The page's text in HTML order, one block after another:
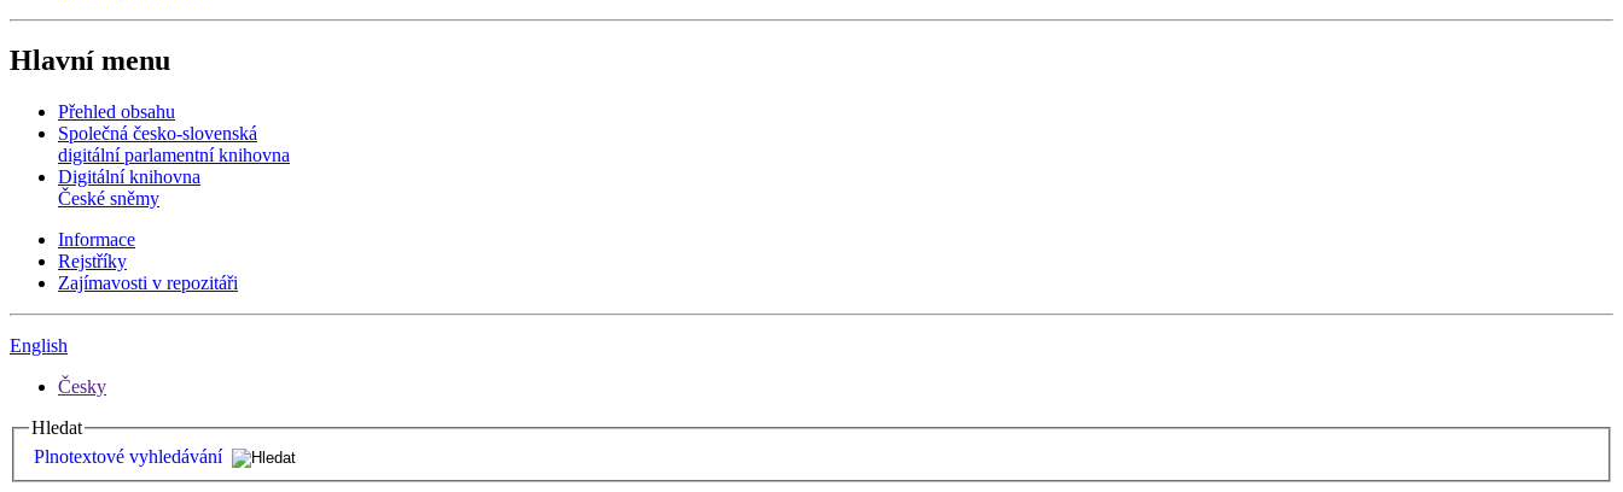
Hlavní menu
Přehled obsahu
Společná česko-slovenská
digitální parlamentní knihovna
Digitální knihovna
České sněmy
Informace
Rejstříky
Zajímavosti v repozitáři
English
Česky
Hledat
Plnotextové vyhledávání